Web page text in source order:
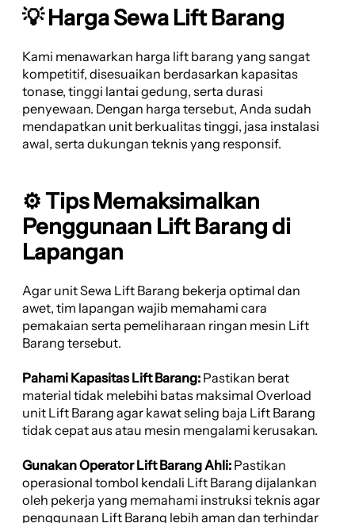
💡 Harga Sewa Lift Barang
Kami menawarkan harga lift barang yang sangat
kompetitif, disesuaikan berdasarkan kapasitas
tonase, tinggi lantai gedung, serta durasi
penyewaan. Dengan harga tersebut, Anda sudah
mendapatkan unit berkualitas tinggi, jasa instalasi
awal, serta dukungan teknis yang responsif.
⚙️ Tips Memaksimalkan
Penggunaan Lift Barang di
Lapangan
Agar unit Sewa Lift Barang bekerja optimal dan
awet, tim lapangan wajib memahami cara
pemakaian serta pemeliharaan ringan mesin Lift
Barang tersebut.
Pahami Kapasitas Lift Barang: Pastikan berat
material tidak melebihi batas maksimal Overload
unit Lift Barang agar kawat seling baja Lift Barang
tidak cepat aus atau mesin mengalami kerusakan.
Gunakan Operator Lift Barang Ahli: Pastikan
operasional tombol kendali Lift Barang dijalankan
oleh pekerja yang memahami instruksi teknis agar
penggunaan Lift Barang lebih aman dan terhindar